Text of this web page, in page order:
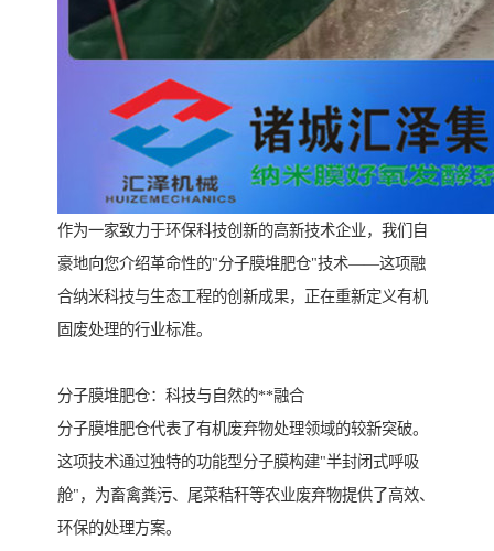
作为一家致力于环保科技创新的高新技术企业，我们自
豪地向您介绍革命性的"分子膜堆肥仓"技术——这项融
合纳米科技与生态工程的创新成果，正在重新定义有机
固废处理的行业标准。
分子膜堆肥仓：科技与自然的**融合
分子膜堆肥仓代表了有机废弃物处理领域的较新突破。
这项技术通过独特的功能型分子膜构建"半封闭式呼吸
舱"，为畜禽粪污、尾菜秸秆等农业废弃物提供了高效、
环保的处理方案。